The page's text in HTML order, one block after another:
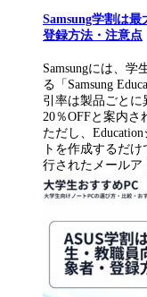
Samsung学割は最
登録方法・注意点
Samsungには、
る「Samsung
引率は製品ごと
20％OFFと案内さ
ただし、
トを作成するだ
行されたメールア